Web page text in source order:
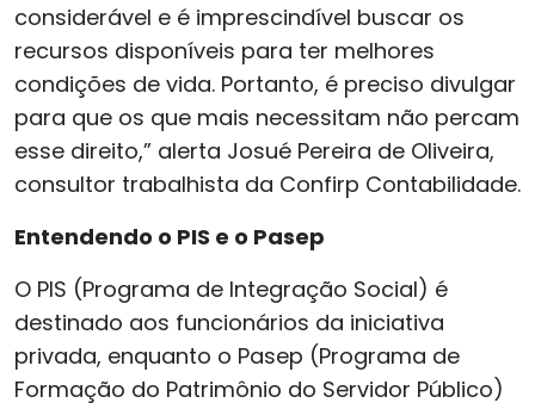
considerável e é imprescindível buscar os
recursos disponíveis para ter melhores
condições de vida. Portanto, é preciso divulgar
para que os que mais necessitam não percam
esse direito,” alerta Josué Pereira de Oliveira,
consultor trabalhista da Confirp Contabilidade.
Entendendo o PIS e o Pasep
O PIS (Programa de Integração Social) é
destinado aos funcionários da iniciativa
privada, enquanto o Pasep (Programa de
Formação do Patrimônio do Servidor Público)